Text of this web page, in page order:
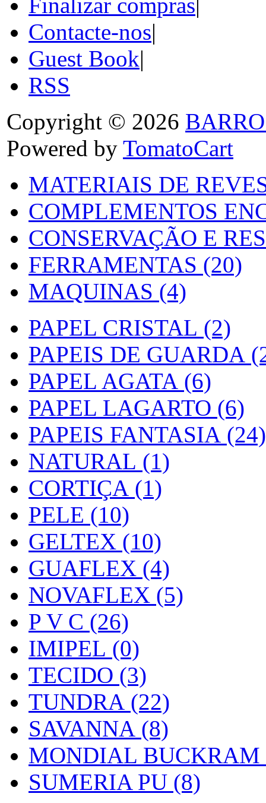
Finalizar compras
Contacte-nos|
Guest Book|
RSS
Copyright © 2026
Powered by TomatoCart
MATERIAIS DE
COMPLEMENTOS
CONSERVAÇÃO E
FERRAMENTAS (20)
MAQUINAS (4)
PAPEL CRISTAL (2)
PAPEIS DE GUARDA
PAPEL AGATA (6)
PAPEL LAGARTO (6)
PAPEIS FANTASIA (24)
NATURAL (1)
CORTIÇA (1)
PELE (10)
GELTEX (10)
GUAFLEX (4)
NOVAFLEX (5)
P V C (26)
IMIPEL (0)
TECIDO (3)
TUNDRA (22)
SAVANNA (8)
MONDIAL BUCKRAM
SUMERIA PU (8)